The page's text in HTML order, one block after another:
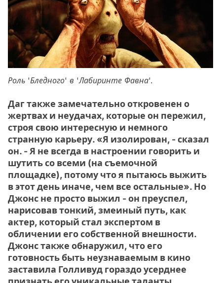
Роль 'Бледного' в 'Лабиринте Фавна'.
Даг также замечательно откровенен о
жертвах и неудачах, которые он пережил,
строя свою интересную и немного
странную карьеру. «Я изолирован, - сказал
он. - Я не всегда в настроении говорить и
шутить со всеми (на съемочной
площадке), потому что я пытаюсь выжить
в этот день иначе, чем все остальные». Но
Джонс не просто выжил - он преуспел,
нарисовав тонкий, змеиный путь, как
актер, который стал экспертом в
обличении его собственной внешности.
Джонс также обнаружил, что его
готовность быть неузнаваемым в кино
заставила Голливуд гораздо усерднее